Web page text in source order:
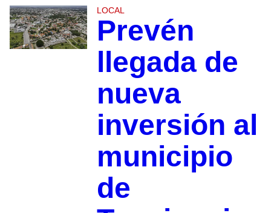
LOCAL
Prevén
llegada de
nueva
inversión al
municipio
de